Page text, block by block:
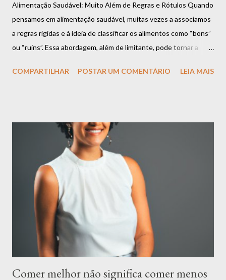
Alimentação Saudável: Muito Além de Regras e Rótulos Quando
pensamos em alimentação saudável, muitas vezes a associamos
a regras rígidas e à ideia de classificar os alimentos como “bons”
ou “ruins”. Essa abordagem, além de limitante, pode tornar a
que uma alimentação equilibrada vai muito além dessas
podem ter espaço na sua rotina. Há o momento de apreciar uma
refeição rica em nutrientes, como uma salada colorida e cheia de
sabor. E também há o momento de saborear aquele doce que
você tanto gosta ou um prato especial que traz conforto e boas
memórias. Esses momentos não só são normais, mas também
essenciais para uma relação leve com a comida. O segredo não
está em criar proibições, mas em encontrar o equilíbrio.
Alimentar-se bem é sobre compreender que ...
COMPARTILHAR POSTAR UM COMENTÁRIO LEIA MAIS
Comer melhor não significa comer menos